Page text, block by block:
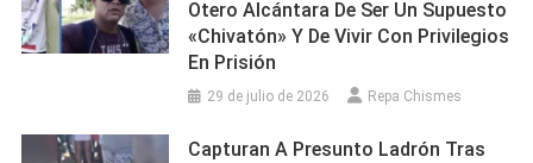
Otero Alcántara De Ser Un Supuesto
«chivatón» Y De Vivir Con Privilegios
En Prisión
29 de julio de 2026 Repa Chismes
Capturan A Presunto Ladrón Tras